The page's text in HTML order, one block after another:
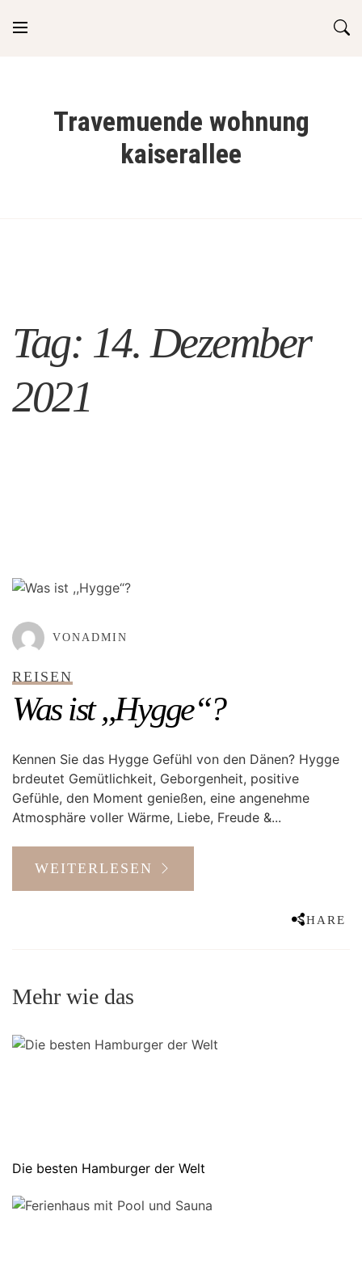
Travemuende wohnung
kaiserallee
Tag: 14. Dezember
2021
VONADMIN
REISEN
Was ist ,,Hygge“?
Kennen Sie das Hygge Gefühl von den Dänen? Hygge
brdeutet Gemütlichkeit, Geborgenheit, positive
Gefühle, den Moment genießen, eine angenehme
Atmosphäre voller Wärme, Liebe, Freude &...
WEITERLESEN
SHARE
Mehr wie das
Die besten Hamburger der Welt